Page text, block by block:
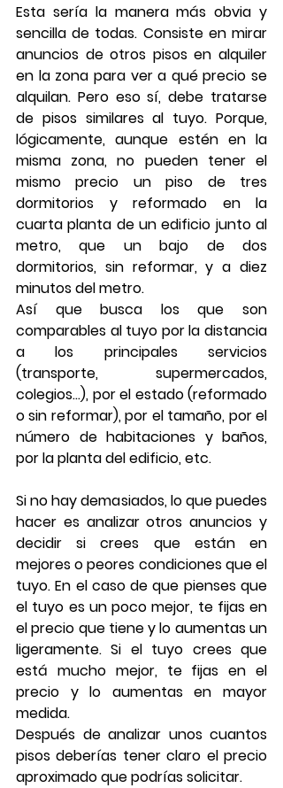
Esta sería la manera más obvia y
sencilla de todas. Consiste en mirar
anuncios de otros pisos en alquiler
en la zona para ver a qué precio se
alquilan. Pero eso sí, debe tratarse
de pisos similares al tuyo. Porque,
lógicamente, aunque estén en la
misma zona, no pueden tener el
mismo precio un piso de tres
dormitorios y reformado en la
cuarta planta de un edificio junto al
metro, que un bajo de dos
dormitorios, sin reformar, y a diez
minutos del metro.
Así que busca los que son
comparables al tuyo por la distancia
a los principales servicios
(transporte, supermercados,
colegios…), por el estado (reformado
o sin reformar), por el tamaño, por el
número de habitaciones y baños,
por la planta del edificio, etc.
Si no hay demasiados, lo que puedes
hacer es analizar otros anuncios y
decidir si crees que están en
mejores o peores condiciones que el
tuyo. En el caso de que pienses que
el tuyo es un poco mejor, te fijas en
el precio que tiene y lo aumentas un
ligeramente. Si el tuyo crees que
está mucho mejor, te fijas en el
precio y lo aumentas en mayor
medida.
Después de analizar unos cuantos
pisos deberías tener claro el precio
aproximado que podrías solicitar.